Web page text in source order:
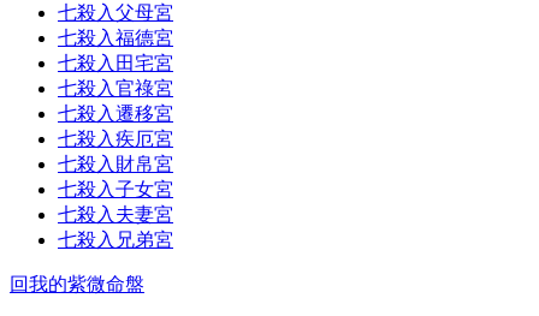
七殺入父母宮
七殺入福德宮
七殺入田宅宮
七殺入官祿宮
七殺入遷移宮
七殺入疾厄宮
七殺入財帛宮
七殺入子女宮
七殺入夫妻宮
七殺入兄弟宮
回我的紫微命盤